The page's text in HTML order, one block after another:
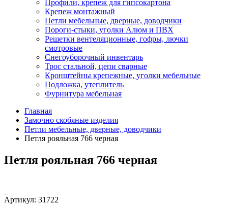
Профили, крепеж для гипсокартона
Крепеж монтажный
Петли мебельные, дверные, доводчики
Пороги-стыки, уголки Алюм и ПВХ
Решетки вентеляционные, гофры, лючки
смотровые
Снегоуборочный инвентарь
Трос стальной, цепи сварные
Кронштейны крепежные, уголки мебельные
Подложка, утеплитель
Фурнитура мебельная
Главная
Замочно скобяные изделия
Петли мебельные, дверные, доводчики
Петля рояльная 766 черная
Петля рояльная 766 черная
Артикул: 31722